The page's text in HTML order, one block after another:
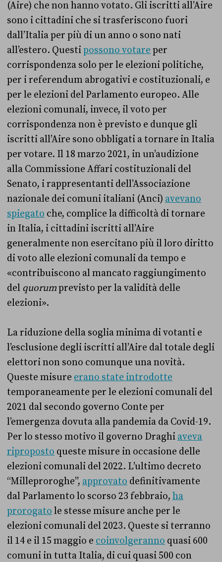
(Aire) che non hanno votato. Gli iscritti all’Aire
sono i cittadini che si trasferiscono fuori
dall’Italia per più di un anno o sono nati
all’estero. Questipossono votare per
corrispondenza solo per le elezioni politiche,
per i referendum abrogativi e costituzionali, e
per le elezioni del Parlamento europeo. Alle
elezioni comunali, invece, il voto per
corrispondenza non è previsto e dunque gli
iscritti all’Aire sono obbligati a tornare in Italia
per votare. Il 18 marzo 2021, in un’audizione
alla Commissione Affari costituzionali del
Senato, i rappresentanti dell’Associazione
nazionale dei comuni italiani (Anci) avevano
spiegato che, complice la difficoltà di tornare
in Italia, i cittadini iscritti all’Aire
generalmente non esercitano più il loro diritto
di voto alle elezioni comunali da tempo e
«contribuiscono al mancato raggiungimento
del quorumprevisto per la validità delle
elezioni».
La riduzione della soglia minima di votanti e
l’esclusione degli iscritti all’Aire dal totale degli
elettori non sono comunque una novità.
Queste misure erano state introdotte
temporaneamente per le elezioni comunali del
2021 dal secondo governo Conte per
l’emergenza dovuta alla pandemia da Covid-19.
Per lo stesso motivo il governo Draghi aveva
riproposto queste misure in occasione delle
elezioni comunali del 2022. L’ultimo decreto
“Milleproroghe”, approvato definitivamente
dal Parlamento lo scorso 23 febbraio, ha
prorogato le stesse misure anche per le
elezioni comunali del 2023. Queste si terranno
il 14 e il 15 maggio e coinvolgeranno quasi 600
comuni in tutta Italia, di cui quasi 500 con